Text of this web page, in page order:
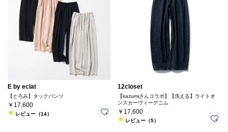
E by eclat
【とろみ】タックパンツ
￥17,600
レビュー（14）
12closet
【kazumiさんコラボ】【洗える】ライトオ
ンスカーヴィーデニム
￥17,600
レビュー（5）